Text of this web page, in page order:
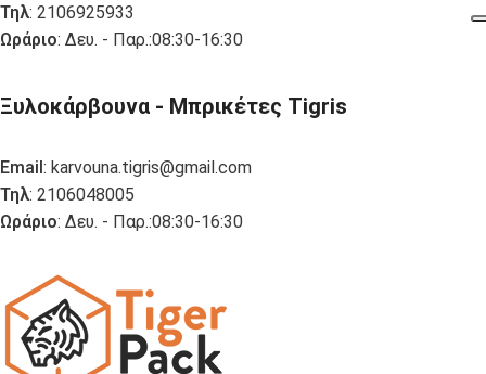
Τηλ: 2106925933
Ωράριο: Δευ. - Παρ.:08:30-16:30
Ξυλοκάρβουνα - Μπρικέτες Tigris
Email: karvouna.tigris@gmail.com
Τηλ: 2106048005
Ωράριο: Δευ. - Παρ.:08:30-16:30